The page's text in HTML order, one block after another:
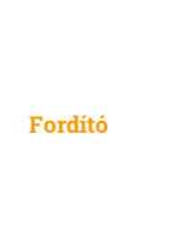
Fordító